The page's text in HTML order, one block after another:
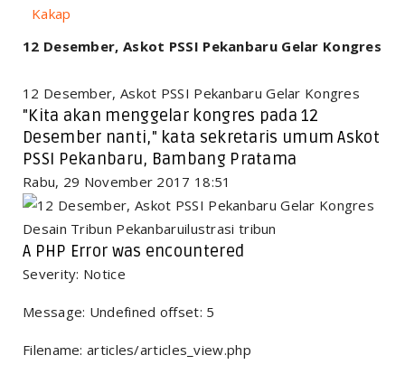
Kakap
12 Desember, Askot PSSI Pekanbaru Gelar Kongres
12 Desember, Askot PSSI Pekanbaru Gelar Kongres
"Kita akan menggelar kongres pada 12
Desember nanti," kata sekretaris umum Askot
PSSI Pekanbaru, Bambang Pratama
Rabu, 29 November 2017 18:51
Desain Tribun Pekanbaruilustrasi tribun
A PHP Error was encountered
Severity: Notice
Message: Undefined offset: 5
Filename: articles/articles_view.php